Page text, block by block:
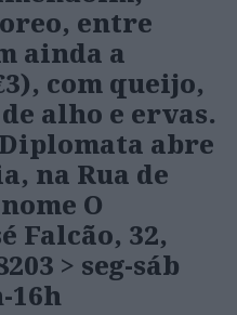
entre
ainda a
com queijo,
alho e ervas.
abre
na Rua de
O
Falcão, 32,
> seg-sáb
16h